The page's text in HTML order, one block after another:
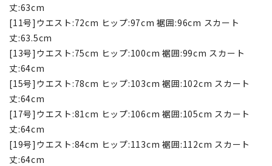
丈:63cm
[11号]ウエスト:72cm ヒップ:97cm 裾囲:96cm スカート
丈:63.5cm
[13号]ウエスト:75cm ヒップ:100cm 裾囲:99cm スカート
丈:64cm
[15号]ウエスト:78cm ヒップ:103cm 裾囲:102cm スカート
丈:64cm
[17号]ウエスト:81cm ヒップ:106cm 裾囲:105cm スカート
丈:64cm
[19号]ウエスト:84cm ヒップ:113cm 裾囲:112cm スカート
丈:64cm